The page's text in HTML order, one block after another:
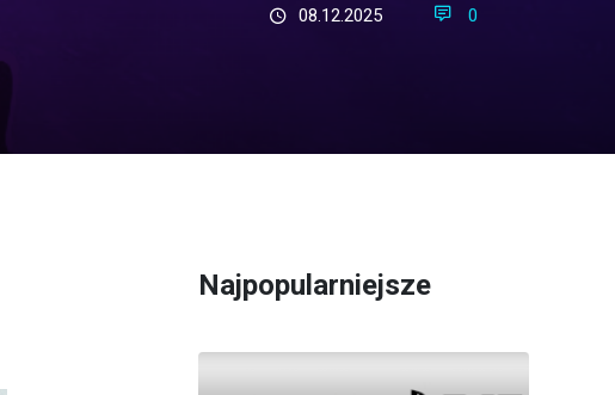
08.12.2025 0
Najpopularniejsze